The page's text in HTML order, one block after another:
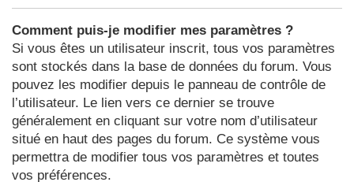
Comment puis-je modifier mes paramètres ?
Si vous êtes un utilisateur inscrit, tous vos paramètres
sont stockés dans la base de données du forum. Vous
pouvez les modifier depuis le panneau de contrôle de
l’utilisateur. Le lien vers ce dernier se trouve
généralement en cliquant sur votre nom d’utilisateur
situé en haut des pages du forum. Ce système vous
permettra de modifier tous vos paramètres et toutes
vos préférences.